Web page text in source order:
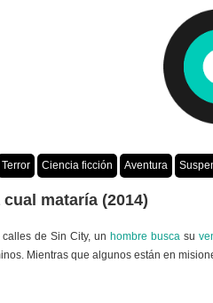
Terror Ciencia ficción Aventura
mataría (2014)
de Sin City, un hombre busca su
Mientras que algunos están en